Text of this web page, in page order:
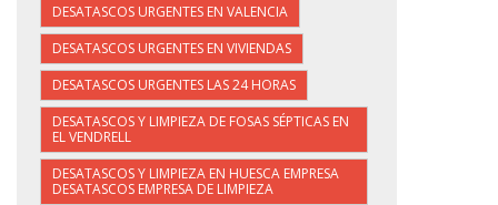
DESATASCOS URGENTES EN VALENCIA
DESATASCOS URGENTES EN VIVIENDAS
DESATASCOS URGENTES LAS 24 HORAS
DESATASCOS Y LIMPIEZA DE FOSAS SÉPTICAS EN
EL VENDRELL
DESATASCOS Y LIMPIEZA EN HUESCA EMPRESA
DESATASCOS EMPRESA DE LIMPIEZA